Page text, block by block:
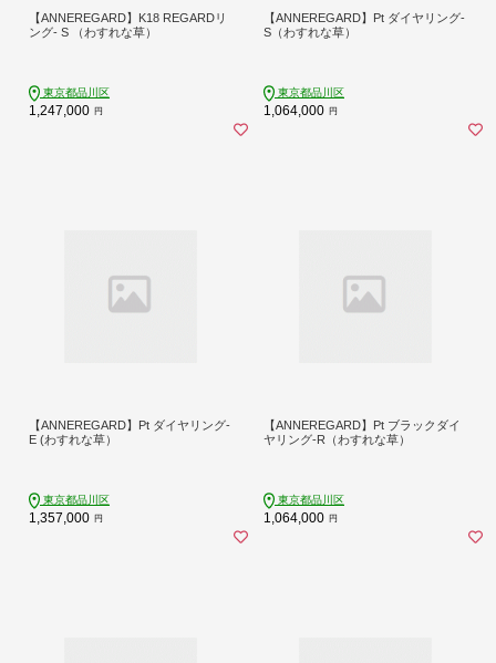
【ANNEREGARD】K18 REGARDリ
ング- S （わすれな草）
東京都品川区
1,247,000 円
【ANNEREGARD】Pt ダイヤリング-
S（わすれな草）
東京都品川区
1,064,000 円
【ANNEREGARD】Pt ダイヤリング-
E (わすれな草）
東京都品川区
1,357,000 円
【ANNEREGARD】Pt ブラックダイ
ヤリング-R（わすれな草）
東京都品川区
1,064,000 円